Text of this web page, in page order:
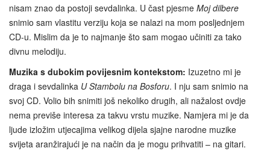
nisam znao da postoji sevdalinka. U čast pjesme Moj dilbere
snimio sam vlastitu verziju koja se nalazi na mom posljednjem
CD-u. Mislim da je to najmanje što sam mogao učiniti za tako
divnu melodiju.
Muzika s dubokim povijesnim kontekstom: Izuzetno mi je
draga i sevdalinka U Stambolu na Bosforu. I nju sam snimio na
svoj CD. Volio bih snimiti još nekoliko drugih, ali nažalost ovdje
nema previše interesa za takvu vrstu muzike. Namjera mi je da
ljude izložim utjecajima velikog dijela sjajne narodne muzike
svijeta aranžirajući je na način da je mogu prihvatiti – na gitari.